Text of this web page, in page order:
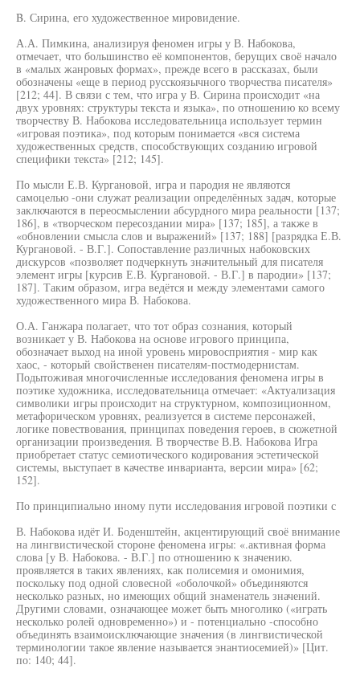
B. Сирина, его художественное мировидение.
А.А. Пимкина, анализируя феномен игры у В. Набокова,
отмечает, что большинство её компонентов, берущих своё начало
в «малых жанровых формах», прежде всего в рассказах, были
обозначены «еще в период русскоязычного творчества писателя»
[212; 44]. В связи с тем, что игра у В. Сирина происходит «на
двух уровнях: структуры текста и языка», по отношению ко всему
творчеству В. Набокова исследовательница использует термин
«игровая поэтика», под которым понимается «вся система
художественных средств, способствующих созданию игровой
специфики текста» [212; 145].
По мысли Е.В. Кургановой, игра и пародия не являются
самоцелью -они служат реализации определённых задач, которые
заключаются в переосмыслении абсурдного мира реальности [137;
186], в «творческом пересоздании мира» [137; 185], а также в
«обновлении смысла слов и выражений» [137; 188] [разрядка Е.В.
Кургановой. - В.Г.]. Сопоставление различных набоковских
дискурсов «позволяет подчеркнуть значительный для писателя
элемент игры [курсив Е.В. Кургановой. - В.Г.] в пародии» [137;
187]. Таким образом, игра ведётся и между элементами самого
художественного мира В. Набокова.
О.А. Ганжара полагает, что тот образ сознания, который
возникает у В. Набокова на основе игрового принципа,
обозначает выход на иной уровень мировосприятия - мир как
хаос, - который свойственен писателям-постмодернистам.
Подытоживая многочисленные исследования феномена игры в
поэтике художника, исследовательница отмечает: «Актуализация
символики игры происходит на структурном, композиционном,
метафорическом уровнях, реализуется в системе персонажей,
логике повествования, принципах поведения героев, в сюжетной
организации произведения. В творчестве В.В. Набокова Игра
приобретает статус семиотического кодирования эстетической
системы, выступает в качестве инварианта, версии мира» [62;
152].
По принципиально иному пути исследования игровой поэтики с
В. Набокова идёт И. Боденштейн, акцентирующий своё внимание
на лингвистической стороне феномена игры: «.активная форма
слова [у В. Набокова. - В.Г.] по отношению к значению.
проявляется в таких явлениях, как полисемия и омонимия,
поскольку под одной словесной «оболочкой» объединяются
несколько разных, но имеющих общий знаменатель значений.
Другими словами, означающее может быть многолико («играть
несколько ролей одновременно») и - потенциально -способно
объединять взаимоисключающие значения (в лингвистической
терминологии такое явление называется энантиосемией)» [Цит.
по: 140; 44].